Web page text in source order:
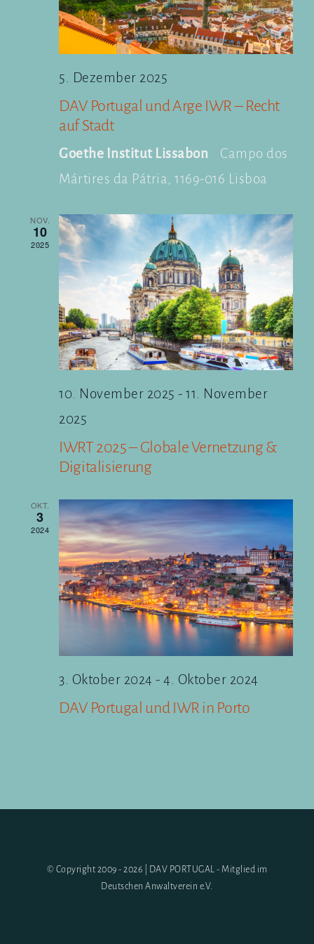
5. Dezember 2025
DAV Portugal und Arge IWR – Recht
auf Stadt
Goethe Institut Lissabon
Campo dos
Mártires da Pátria, 1169-016 Lisboa
NOV.
10
2025
10. November 2025 - 11. November
2025
IWRT 2025 – Globale Vernetzung &
Digitalisierung
OKT.
3
2024
3. Oktober 2024 - 4. Oktober 2024
DAV Portugal und IWR in Porto
© Copyright 2009 - 2026 | DAV PORTUGAL - Mitglied im
Deutschen Anwaltverein e.V.